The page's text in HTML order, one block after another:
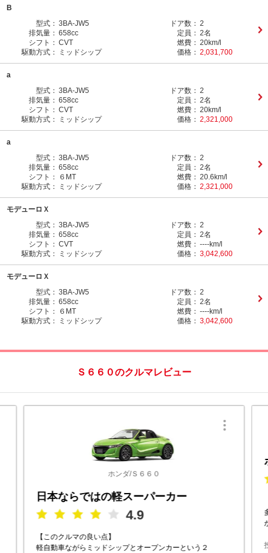
B
型式： 3BA-JW5 ドア数： 2
排気量： 658cc 定員： 2名
シフト： CVT 燃費： 20km/l
駆動方式：
ミッドシップ 価格： 2,031,700
a
型式： 3BA-JW5 ドア数： 2
排気量： 658cc 定員： 2名
シフト： CVT 燃費： 20km/l
駆動方式：
ミッドシップ 価格： 2,321,000
a
型式： 3BA-JW5 ドア数： 2
排気量： 658cc 定員： 2名
シフト：
６MT 燃費： 20.6km/l
駆動方式：
ミッドシップ 価格： 2,321,000
モデューロＸ
型式： 3BA-JW5 ドア数： 2
排気量： 658cc 定員： 2名
シフト： CVT 燃費： ----km/l
駆動方式：
ミッドシップ 価格： 3,042,600
モデューロＸ
型式： 3BA-JW5 ドア数： 2
排気量： 658cc 定員： 2名
シフト：
６MT 燃費： ----km/l
駆動方式：
ミッドシップ 価格： 3,042,600
Ｓ６６０のクルマレビュー
ホンダ/Ｓ６６０
日本ならではの軽スーパーカー
4.9
【このクルマの良い点】
軽自動車ながらミッドシップとオープンカーという２